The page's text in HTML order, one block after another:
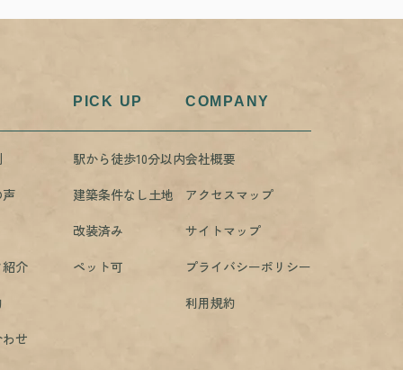
介
せ
PICK UP
駅から徒歩10分以内
建築条件なし土地
改装済み
ペット可
COMPANY
会社概要
アクセスマップ
サイトマップ
プライバシーポリシー
利用規約